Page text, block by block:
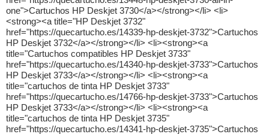
one">Cartuchos HP Deskjet 3730</a></strong></li> <li>
<strong><a title="HP Deskjet 3732"
href="https://quecartucho.es/14339-hp-deskjet-3732">Cartuchos
HP Deskjet 3732</a></strong></li> <li><strong><a
title="Cartuchos compatibles HP Deskjet 3733"
href="https://quecartucho.es/14340-hp-deskjet-3733">Cartuchos
HP Deskjet 3733</a></strong></li> <li><strong><a
title="cartuchos de tinta HP Deskjet 3733"
href="https://quecartucho.es/14766-hp-deskjet-3733">Cartuchos
HP Deskjet 3733</a></strong></li> <li><strong><a
title="cartuchos de tinta HP Deskjet 3735"
href="https://quecartucho.es/14341-hp-deskjet-3735">Cartuchos